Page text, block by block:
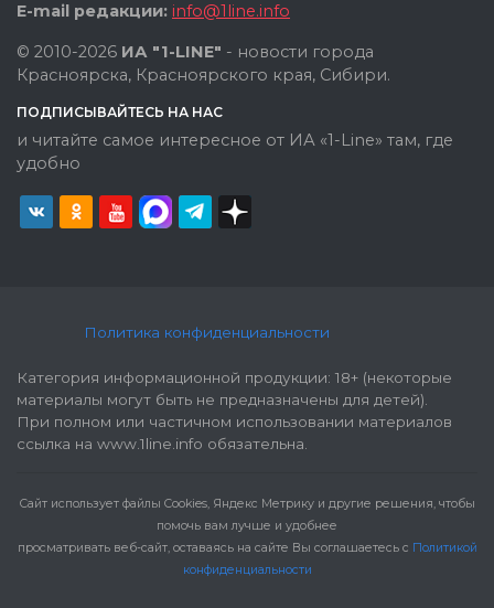
E-mail редакции: info@1line.info
© 2010-2026 ИА "1-LINE" - новости города
Красноярска, Красноярского края, Сибири.
ПОДПИСЫВАЙТЕСЬ НА НАС
и читайте самое интересное от ИА «1-Line» там, где
удобно
Политика конфиденциальности
Категория информационной продукции: 18+ (некоторые
материалы могут быть не предназначены для детей).
При полном или частичном использовании материалов
ссылка на www.1line.info обязательна.
Cайт использует файлы Cookies, Яндекс Метрику и другие решения, чтобы
помочь вам лучше и удобнее
просматривать веб-сайт, оставаясь на сайте Вы соглашаетесь с Политикой
конфиденциальности